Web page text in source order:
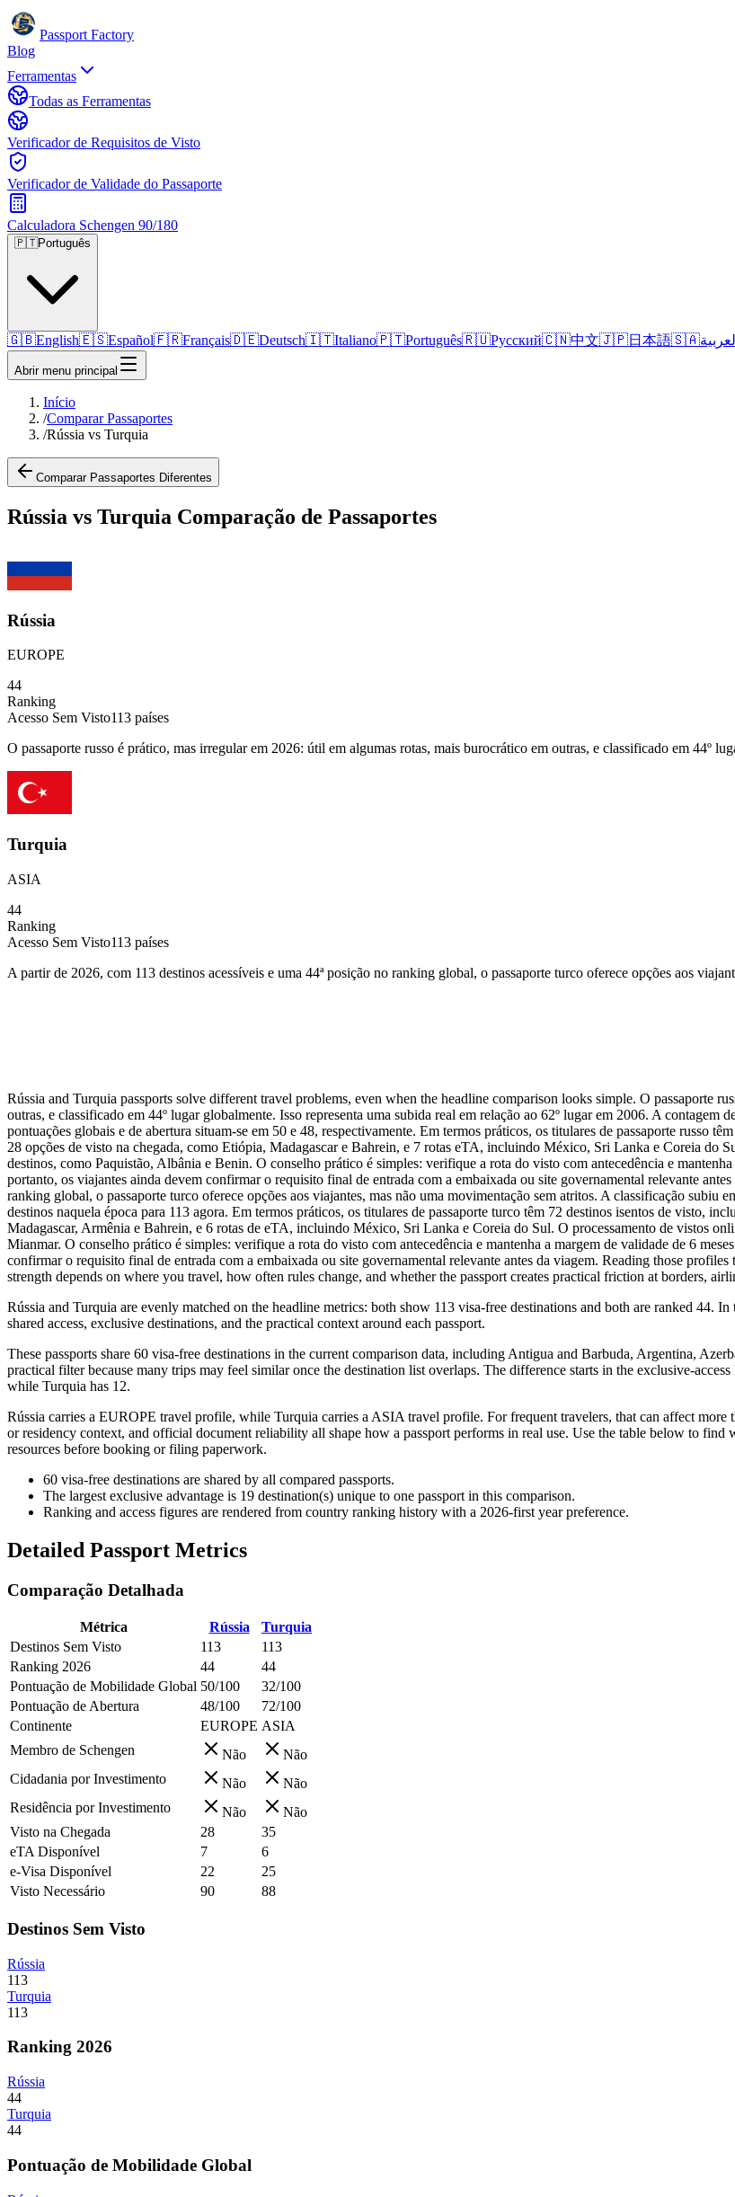
Passport Factory
Blog
Ferramentas
Todas as Ferramentas
Verificador de Requisitos de Visto
Verificador de Validade do Passaporte
Calculadora Schengen 90/180
🇵🇹Português
🇬🇧English🇪🇸Español🇫🇷Français🇩🇪Deutsch🇮🇹Italiano🇵🇹Português🇷🇺Русский🇨🇳中文🇯🇵日本語🇸🇦العربية
Abrir menu principal
Início
/Comparar Passaportes
/Rússia vs Turquia
Comparar Passaportes Diferentes
Rússia vs Turquia Comparação de Passaportes
Rússia
EUROPE
44
Ranking
Acesso Sem Visto113 países
O passaporte russo é prático, mas irregular em 2026: útil em algumas rotas, mais burocrático em outras, e classificado em 44º
Turquia
ASIA
44
Ranking
Acesso Sem Visto113 países
A partir de 2026, com 113 destinos acessíveis e uma 44ª posição no ranking global, o passaporte turco oferece opções aos
Rússia and Turquia passports solve different travel problems, even when the headline comparison looks simple. O passaporte
outras, e classificado em 44º lugar globalmente. Isso representa uma subida real em relação ao 62º lugar em 2006. A contagem
pontuações globais e de abertura situam-se em 50 e 48, respectivamente. Em termos práticos, os titulares de passaporte russo
28 opções de visto na chegada, como Etiópia, Madagascar e Bahrein, e 7 rotas eTA, incluindo México, Sri Lanka e Coreia do
destinos, como Paquistão, Albânia e Benin. O conselho prático é simples: verifique a rota do visto com antecedência e
portanto, os viajantes ainda devem confirmar o requisito final de entrada com a embaixada ou site governamental relevante
ranking global, o passaporte turco oferece opções aos viajantes, mas não uma movimentação sem atritos. A classificação subiu
destinos naquela época para 113 agora. Em termos práticos, os titulares de passaporte turco têm 72 destinos isentos de visto,
Madagascar, Armênia e Bahrein, e 6 rotas de eTA, incluindo México, Sri Lanka e Coreia do Sul. O processamento de vistos
Mianmar. O conselho prático é simples: verifique a rota do visto com antecedência e mantenha a margem de validade de 6
confirmar o requisito final de entrada com a embaixada ou site governamental relevante antes da viagem. Reading those
strength depends on where you travel, how often rules change, and whether the passport creates practical friction at borders,
Rússia and Turquia are evenly matched on the headline metrics: both show 113 visa-free destinations and both are ranked 44.
shared access, exclusive destinations, and the practical context around each passport.
These passports share 60 visa-free destinations in the current comparison data, including Antigua and Barbuda, Argentina,
practical filter because many trips may feel similar once the destination list overlaps. The difference starts in the exclusive-
while Turquia has 12.
Rússia carries a EUROPE travel profile, while Turquia carries a ASIA travel profile. For frequent travelers, that can affect
or residency context, and official document reliability all shape how a passport performs in real use. Use the table below to
resources before booking or filing paperwork.
60 visa-free destinations are shared by all compared passports.
The largest exclusive advantage is 19 destination(s) unique to one passport in this comparison.
Ranking and access figures are rendered from country ranking history with a 2026-first year preference.
Detailed Passport Metrics
Comparação Detalhada
Métrica Rússia
Turquia
Destinos Sem Visto
113
113
Ranking 2026
44
44
Pontuação de Mobilidade Global 50/100
32/100
Pontuação de Abertura
48/100
72/100
Continente
EUROPE ASIA
Membro de Schengen
Não
Não
Cidadania por Investimento
Não
Não
Residência por Investimento
Não
Não
Visto na Chegada
28
35
eTA Disponível
7
6
e-Visa Disponível
22
25
Visto Necessário
90 88
Destinos Sem Visto
Rússia
113
Turquia
113
Ranking 2026
Rússia
44
Turquia
44
Pontuação de Mobilidade Global